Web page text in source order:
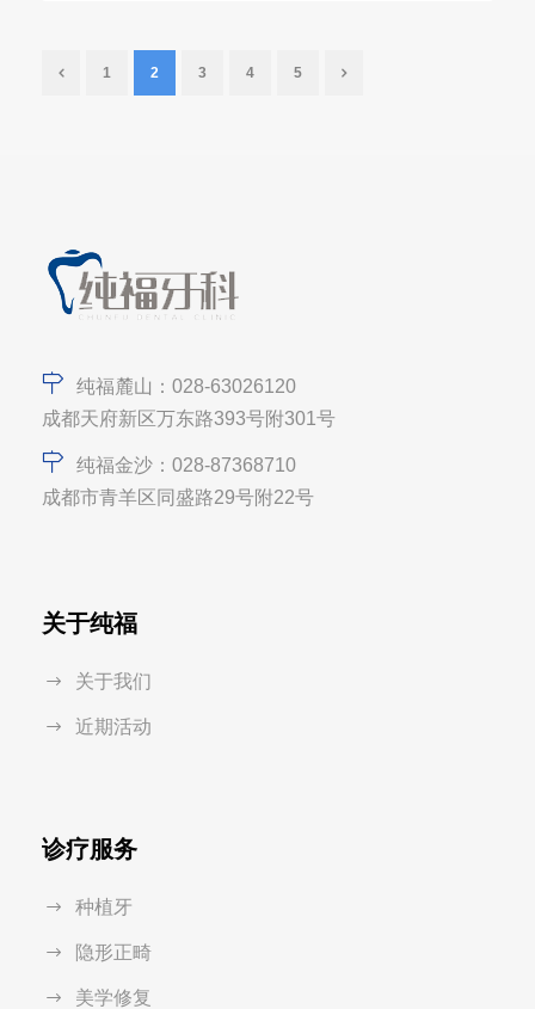
1 2 3 4 5
纯福麓山：028-63026120
成都天府新区万东路393号附301号
纯福金沙：028-87368710
成都市青羊区同盛路29号附22号
关于纯福
关于我们
近期活动
诊疗服务
种植牙
隐形正畸
美学修复